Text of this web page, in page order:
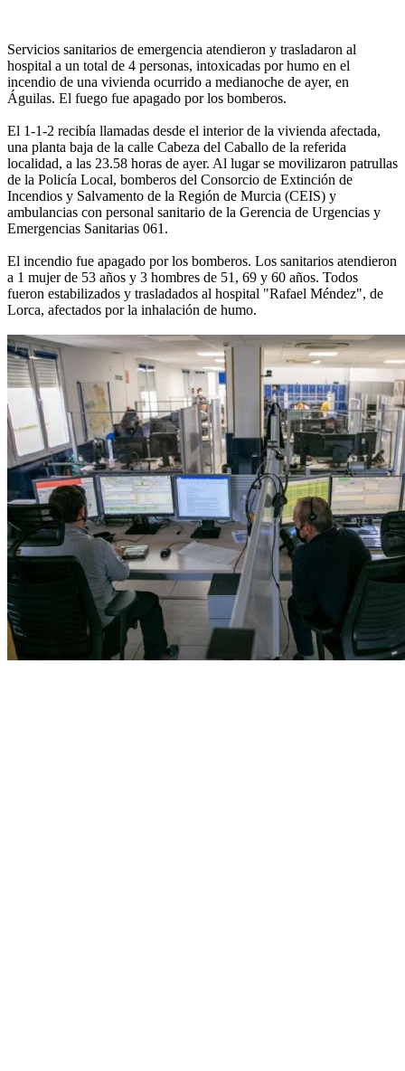
Servicios sanitarios de emergencia atendieron y trasladaron al
hospital a un total de 4 personas, intoxicadas por humo en el
incendio de una vivienda ocurrido a medianoche de ayer, en
Águilas. El fuego fue apagado por los bomberos.
El 1-1-2 recibía llamadas desde el interior de la vivienda afectada,
una planta baja de la calle Cabeza del Caballo de la referida
localidad, a las 23.58 horas de ayer. Al lugar se movilizaron patrullas
de la Policía Local, bomberos del Consorcio de Extinción de
Incendios y Salvamento de la Región de Murcia (CEIS) y
ambulancias con personal sanitario de la Gerencia de Urgencias y
Emergencias Sanitarias 061.
El incendio fue apagado por los bomberos. Los sanitarios atendieron
a 1 mujer de 53 años y 3 hombres de 51, 69 y 60 años. Todos
fueron estabilizados y trasladados al hospital "Rafael Méndez", de
Lorca, afectados por la inhalación de humo.